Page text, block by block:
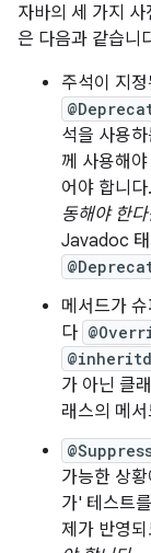
자바의 세 가지
은 다음과 같습니
주석이 지
석을 사용
께 사용해
어야 합니
동해야 한
Javadoc 태
메서드가
다
가 아닌 클
래스의 메
가능한 상
가' 테스트
제가 반영